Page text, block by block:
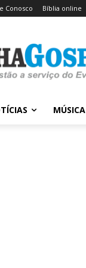
Conosco Bíblia online
MÚSICA